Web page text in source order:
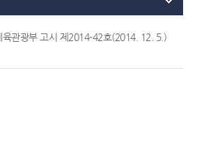
관광부 고시 제2014-42호(2014. 12. 5.)